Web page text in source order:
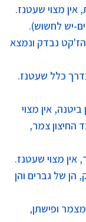
אין מצוי שעטנז.
יש לחשוש).
נבדק ונמצא
מצוי בדרך כלל שעטנז.
אין מצוי
החיצון צמר,
אין מצוי שעטנז.
הן של גברים והן
מצמר ופישתן,